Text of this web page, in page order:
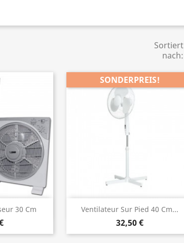
Sortiert
nach:
30 Cm Ventilateur Sur Pied 40 Cm...
32,50 €
SONDERPREIS!
Vorschau